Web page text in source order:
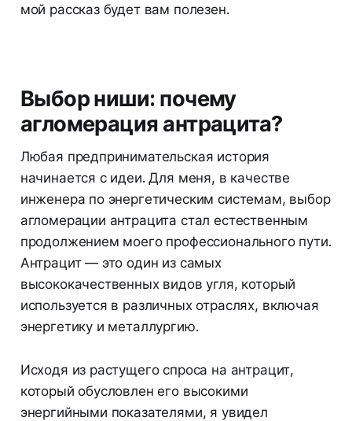
мой рассказ будет вам полезен.
Выбор ниши: почему
агломерация антрацита?
Любая предпринимательская история
начинается с идеи. Для меня, в качестве
инженера по энергетическим системам, выбор
агломерации антрацита стал естественным
продолжением моего профессионального пути.
Антрацит — это один из самых
высококачественных видов угля, который
используется в различных отраслях, включая
энергетику и металлургию.
Исходя из растущего спроса на антрацит,
который обусловлен его высокими
энергийными показателями, я увидел